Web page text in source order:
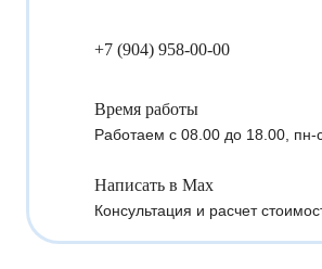
+7 (904) 958-00-00
Время работы
Работаем с 08.00 до 18.00, пн-
Написать в Max
Консультация и расчет